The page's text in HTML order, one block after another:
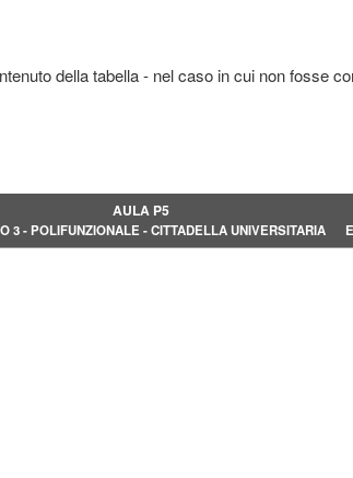
della tabella - nel caso in cui non fosse
AULA P5
3 - POLIFUNZIONALE - CITTADELLA UNIVERSITARIA